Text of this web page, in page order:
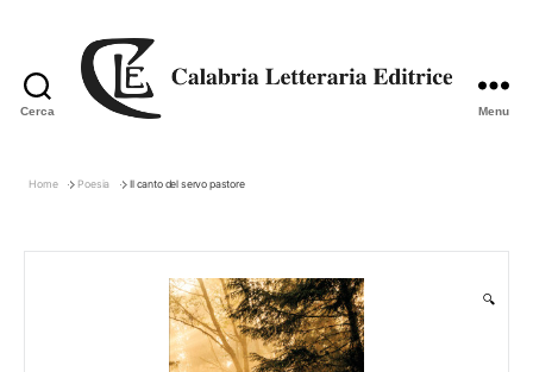
Cerca Menu
Home Poesia Il canto del servo pastore
🔍